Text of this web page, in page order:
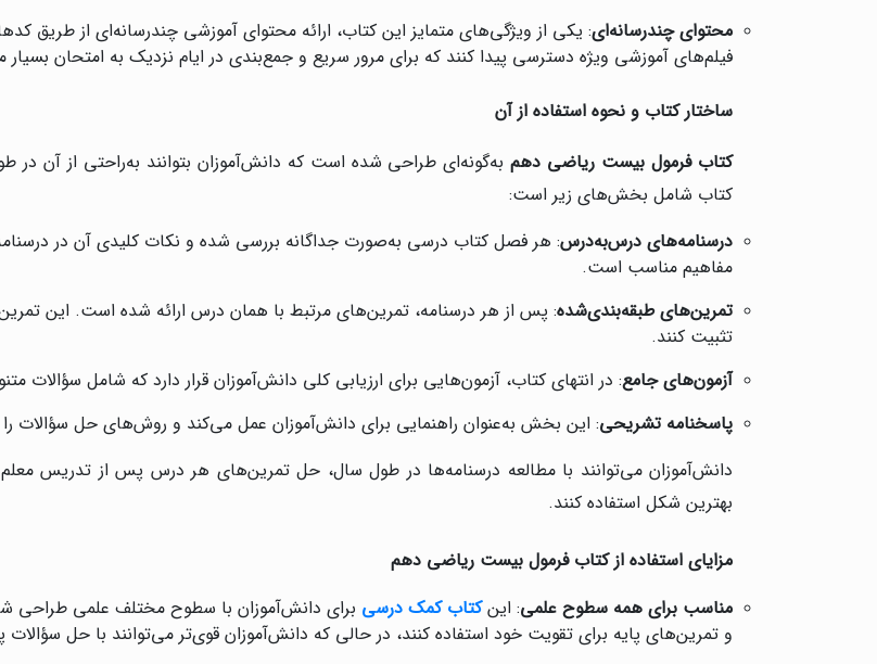
محتوای چندرسانه‌ای
فیلم‌های آموزشی ویژه دسترسی پیدا کنند که برای مرور سریع و جمع‌بندی در ایام نزدیک به امتحان بسیار
ساختار کتاب و نحوه استفاده از آن
کتاب فرمول بیست ریاضی دهمبه‌گونه‌ای طراحی شده است که دانش‌آموزان بتوانند به‌راحتی از آن در
کتاب شامل بخش‌های زیر است:
درسنامه‌های درس‌به‌درس: هر فصل کتاب درسی به‌صورت جداگانه بررسی شده و نکات کلیدی آن در
مفاهیم مناسب است.
تمرین‌های طبقه‌بندی‌شده: پس از هر درسنامه، تمرین‌های مرتبط با همان درس ارائه شده است. این
تثبیت کنند.
آزمون‌های جامع: در انتهای کتاب، آزمون‌هایی برای ارزیابی کلی دانش‌آموزان قرار دارد که شامل سؤالات
پاسخنامه تشریحی: این بخش به‌عنوان راهنمایی برای دانش‌آموزان عمل می‌کند و روش‌های حل سؤالات
دانش‌آموزان می‌توانند با مطالعه درسنامه‌ها در طول سال، حل تمرین‌های هر درس پس از تدریس معلم
بهترین شکل استفاده کنند.
مزایای استفاده از کتاب فرمول بیست ریاضی دهم
مناسب برای همه سطوح علمی: اینکتاب کمک درسی برای دانش‌آموزان با سطوح مختلف علمی طراحی
و تمرین‌های پایه برای تقویت خود استفاده کنند، در حالی که دانش‌آموزان قوی‌تر می‌توانند با حل